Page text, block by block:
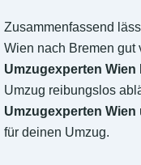
Zusammenfassend
Wien nach Bremen gut
Umzugexperten Wien
Umzug reibungslos
Umzugexperten Wien
für deinen Umzug.